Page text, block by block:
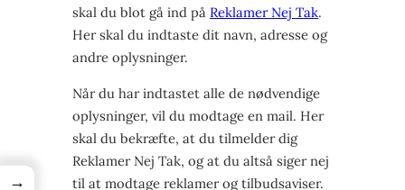
skal du blot gå ind på Reklamer Nej Tak.
Her skal du indtaste dit navn, adresse og
andre oplysninger.
Når du har indtastet alle de nødvendige
oplysninger, vil du modtage en mail. Her
skal du bekræfte, at du tilmelder dig
Reklamer Nej Tak, og at du altså siger nej
til at modtage reklamer og tilbudsaviser.
→